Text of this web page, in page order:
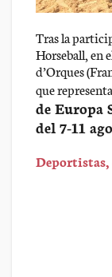
Tras la
Horseball, en
d’Orques
que
de Europa
del7-11
Deportistas,